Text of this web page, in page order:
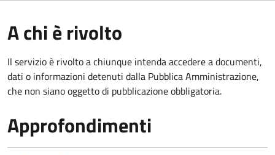
A chi è rivolto
Il servizio è rivolto a chiunque intenda accedere a documenti,
dati o informazioni detenuti dalla Pubblica Amministrazione,
che non siano oggetto di pubblicazione obbligatoria.
Approfondimenti